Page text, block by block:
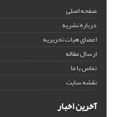
صفحه اصلی
درباره نشریه
اعضای هیات تحریریه
ارسال مقاله
تماس با ما
نقشه سایت
آخرین اخبار